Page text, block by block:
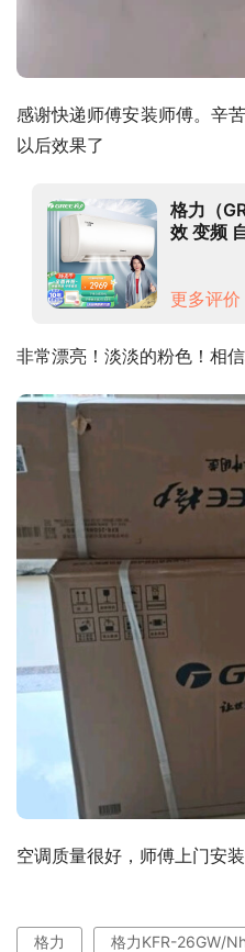
感谢快递师傅安装师傅。辛
以后效果了
格力（
效 变频
更多评价
非常漂亮！淡淡的粉色！相
空调质量很好，师傅上门安
格力 格力KFR-26GW/